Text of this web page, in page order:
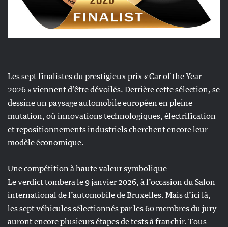
Les sept finalistes du prestigieux prix « Car of the Year
2026 » viennent d’être dévoilés. Derrière cette sélection, se
dessine un paysage automobile européen en pleine
mutation, où innovations technologiques, électrification
et repositionnements industriels cherchent encore leur
modèle économique.
Une compétition à haute valeur symbolique
Le verdict tombera le 9 janvier 2026, à l’occasion du Salon
international de l’automobile de Bruxelles. Mais d’ici là,
les sept véhicules sélectionnés par les 60 membres du jury
auront encore plusieurs étapes de tests à franchir. Tous